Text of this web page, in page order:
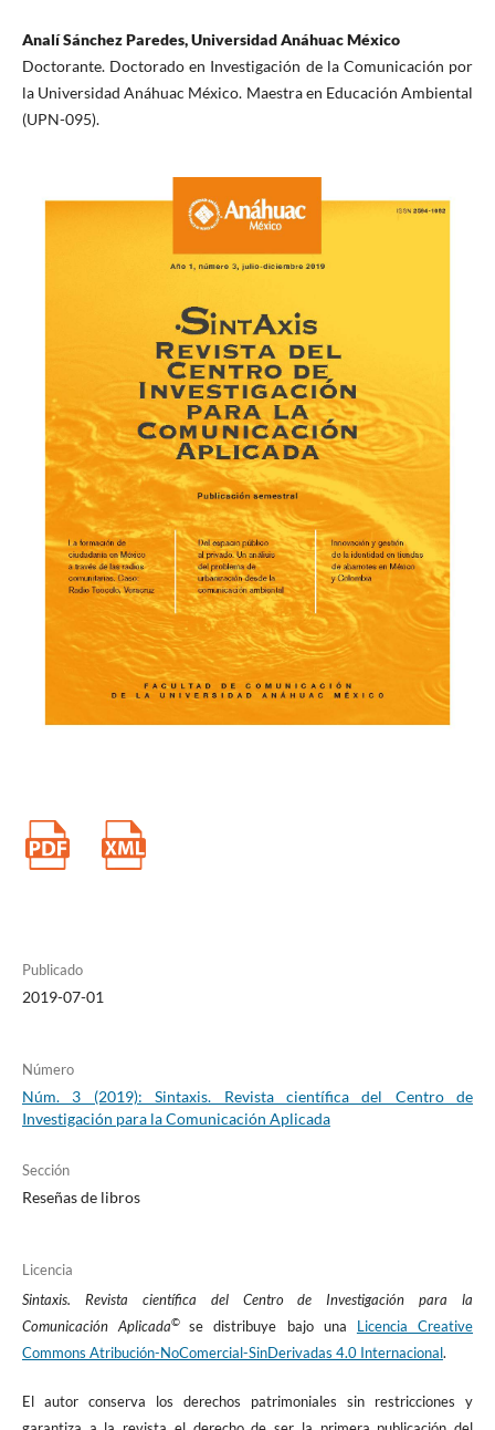
Analí Sánchez Paredes, Universidad Anáhuac México
Doctorante. Doctorado en Investigación de la Comunicación por
la Universidad Anáhuac México. Maestra en Educación Ambiental
(UPN-095).
Publicado
2019-07-01
Número
Núm. 3 (2019): Sintaxis. Revista científica del Centro de
Investigación para la Comunicación Aplicada
Sección
Reseñas de libros
Licencia
Sintaxis. Revista científica del Centro de Investigación para la
Comunicación Aplicada© se distribuye bajo una Licencia Creative
Commons Atribución-NoComercial-SinDerivadas 4.0 Internacional.
El autor conserva los derechos patrimoniales sin restricciones y